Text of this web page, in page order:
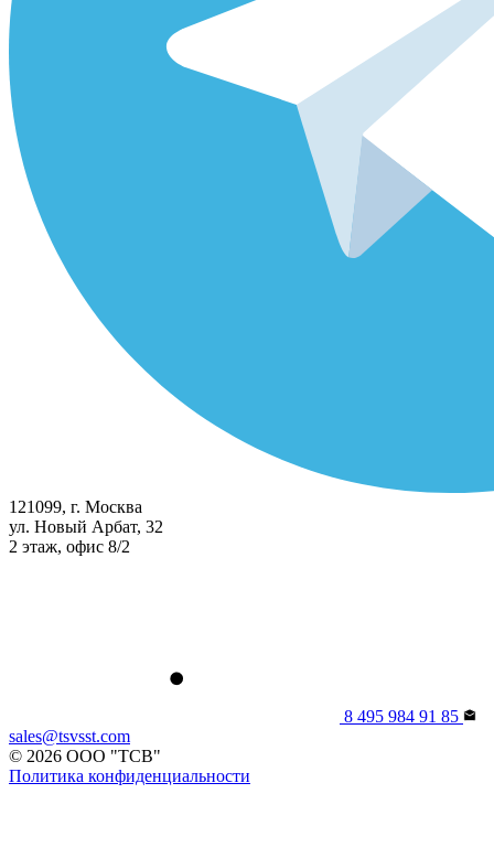
121099, г. Москва
ул. Новый Арбат, 32
2 этаж, офис 8/2
8 495 984 91 85
sales@tsvsst.com
© 2026 ООО "ТСВ"
Политика конфиденциальности